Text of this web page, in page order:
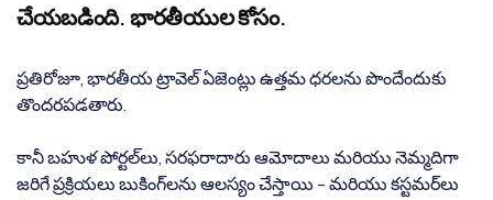
చేయబడింది. భారతీయుల కోసం.
ప్రతిరోజూ, భారతీయ ట్రావెల్ ఏజెంట్లు ఉత్తమ ధరలను పొందేందుకు
తొందరపడతారు.
కానీ బహుళ పోర్టల్‌లు, సరఫరాదారు ఆమోదాలు మరియు నెమ్మదిగా
జరిగే ప్రక్రియలు బుకింగ్‌లను ఆలస్యం చేస్తాయి - మరియు కస్టమర్‌లు